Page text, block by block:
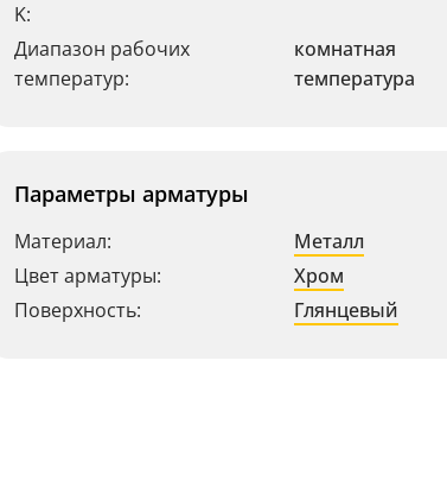
K:
Диапазон рабочих
температур:
комнатная
температура
Параметры арматуры
Материал:
Металл
Цвет арматуры:
Хром
Поверхность:
Глянцевый